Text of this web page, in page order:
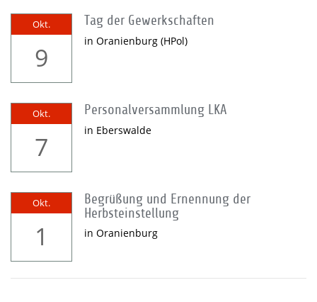
Okt.
9
Tag der Gewerkschaften
in Oranienburg (HPol)
Okt.
7
Personalversammlung LKA
in Eberswalde
Okt.
1
Begrüßung und Ernennung der
Herbsteinstellung
in Oranienburg